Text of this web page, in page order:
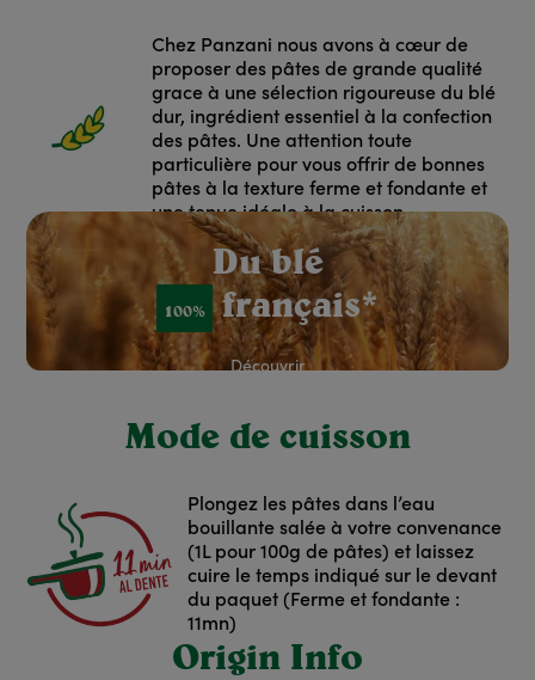
Chez Panzani nous avons à cœur de
proposer des pâtes de grande qualité
grace à une sélection rigoureuse du blé
dur, ingrédient essentiel à la confection
des pâtes. Une attention toute
particulière pour vous offrir de bonnes
pâtes à la texture ferme et fondante et
une tenue idéale à la cuisson.
red: Rouge Du blé
100% français*
Découvrir
Mode de cuisson
Plongez les pâtes dans l’eau
bouillante salée à votre convenance
(1L pour 100g de pâtes) et laissez
cuire le temps indiqué sur le devant
du paquet (Ferme et fondante :
11mn)
Origin Info